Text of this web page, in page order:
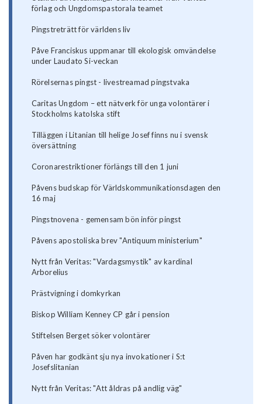
förlag och Ungdomspastorala teamet
Pingstreträtt för världens liv
Påve Franciskus uppmanar till ekologisk omvändelse
under Laudato Si-veckan
Rörelsernas pingst - livestreamad pingstvaka
Caritas Ungdom – ett nätverk för unga volontärer i
Stockholms katolska stift
Tilläggen i Litanian till helige Josef finns nu i svensk
översättning
Coronarestriktioner förlängs till den 1 juni
Påvens budskap för Världskommunikationsdagen den
16 maj
Pingstnovena - gemensam bön inför pingst
Påvens apostoliska brev "Antiquum ministerium"
Nytt från Veritas: "Vardagsmystik" av kardinal
Arborelius
Prästvigning i domkyrkan
Biskop William Kenney CP går i pension
Stiftelsen Berget söker volontärer
Påven har godkänt sju nya invokationer i S:t
Josefslitanian
Nytt från Veritas: "Att åldras på andlig väg"